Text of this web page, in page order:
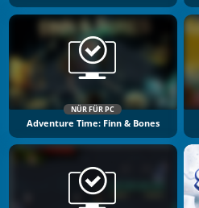
NÜR FÜR PC
Adventure Time: Finn & Bones